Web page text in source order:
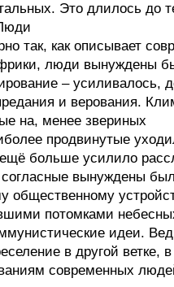
Это длилось до
так, как описывает
люди вынуждены
– усиливалось,
и верования.
на, менее звериных
продвинутые
больше усилило
вынуждены
общественному
потомками
идеи.
в другой
современных